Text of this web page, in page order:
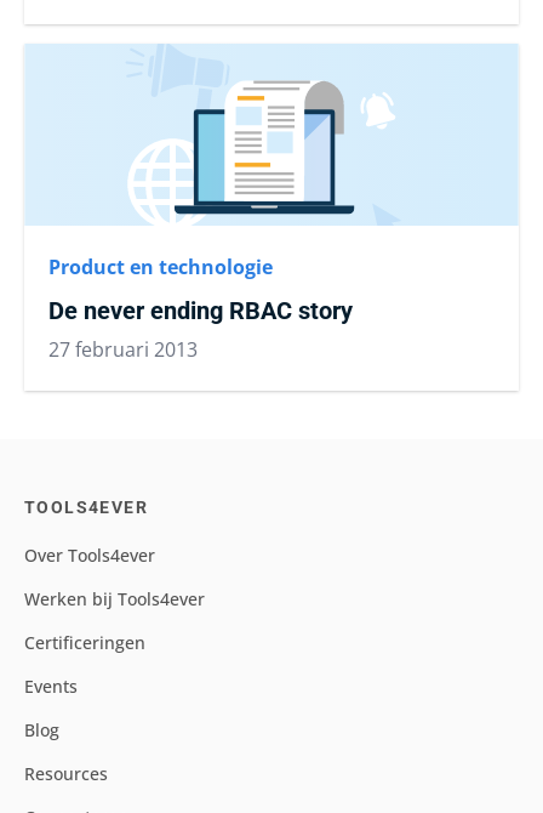
Product en technologie
De never ending RBAC story
27 februari 2013
TOOLS4EVER
Over Tools4ever
Werken bij Tools4ever
Certificeringen
Events
Blog
Resources